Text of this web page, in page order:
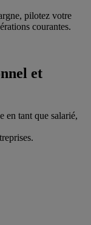
pilotez votre
courantes.
et
en tant que salarié,